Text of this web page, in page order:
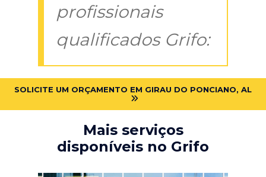
profissionais
qualificados Grifo:
SOLICITE UM ORÇAMENTO EM GIRAU DO PONCIANO, AL
Mais serviços
disponíveis no Grifo